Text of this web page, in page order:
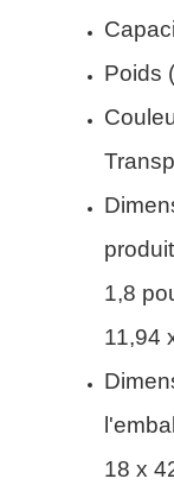
Poids
1,8
11,94
18 x